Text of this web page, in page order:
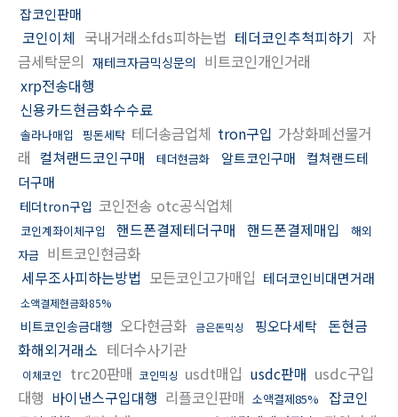
잡코인판매
코인이체 국내거래소fds피하는법 테더코인추척피하기 자
금세탁문의 재테크자금믹싱문의 비트코인개인거래
xrp전송대행
신용카드현금화수수료
솔라나매입 핑돈세탁 테더송금업체 tron구입 가상화폐선물거
래 컬쳐랜드코인구매 테더현금화 알트코인구매
컬쳐랜드테
더구매
테더tron구입 코인전송 otc공식업체
코인계좌이체구입 핸드폰결제테더구매 핸드폰결제매입
해외
자금 비트코인현금화
세무조사피하는방법 모든코인고가매입 테더코인비대면거래
소액결제현금화85%
비트코인송금대행 오다현금화 금은돈믹싱 핑오다세탁
돈현금
화해외거래소 테더수사기관
이체코인 trc20판매 코인믹싱 usdt매입 usdc판매 usdc구입
대행 바이낸스구입대행 리플코인판매 소액결제85%
잡코인